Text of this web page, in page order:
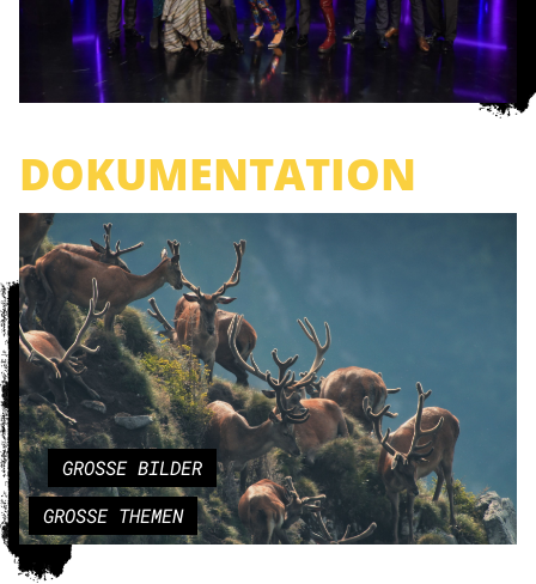
DOKUMENTATION
GROSSE BILDER
GROSSE THEMEN